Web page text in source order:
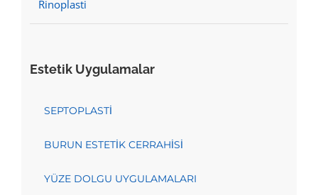
Rinoplasti
Estetik Uygulamalar
SEPTOPLASTİ
BURUN ESTETİK CERRAHİSİ
YÜZE DOLGU UYGULAMALARI